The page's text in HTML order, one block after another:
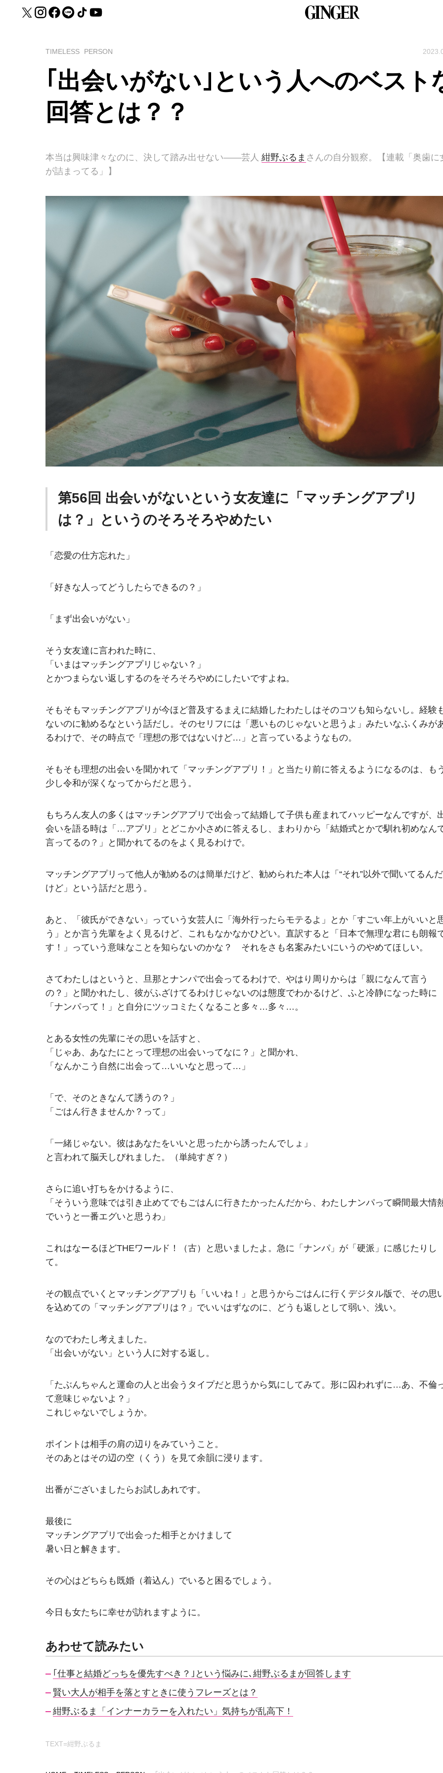
TIMELESS PERSON
｢出会いがない｣という人へのベスト
回答とは？？
本当は興味津々なのに、決して踏み出せない――芸人 紺野ぶるま さんの自分観察。【連載「奥歯に
が詰まってる」】
第56回 出会いがないという女友達に「マッチングアプリ
は？」というのそろそろやめたい
「恋愛の仕方忘れた」
「好きな人ってどうしたらできるの？」
「まず出会いがない」
そう女友達に言われた時に、
「いまはマッチングアプリじゃない？」
とかつまらない返しするのをそろそろやめにしたいですよね。
そもそもマッチングアプリが今ほど普及するまえに結婚したわたしはそのコツも知らないし。経験
ないのに勧めるなという話だし。そのセリフには「悪いものじゃないと思うよ」みたいなふくみが
るわけで、その時点で「理想の形ではないけど…」と言っているようなもの。
そもそも理想の出会いを聞かれて「マッチングアプリ！」と当たり前に答えるようになるのは、も
少し令和が深くなってからだと思う。
もちろん友人の多くはマッチングアプリで出会って結婚して子供も産まれてハッピーなんですが、
会いを語る時は「…アプリ」とどこか小さめに答えるし、まわりから「結婚式とかで馴れ初めなん
言ってるの？」と聞かれてるのをよく見るわけで。
マッチングアプリって他人が勧めるのは簡単だけど、勧められた本人は「“それ”以外で聞いてるんだ
けど」という話だと思う。
あと、「彼氏ができない」っていう女芸人に「海外行ったらモテるよ」とか「すごい年上がいいと
う」とか言う先輩をよく見るけど、これもなかなかひどい。直訳すると「日本で無理な君にも朗報
す！」っていう意味なことを知らないのかな？ それをさも名案みたいにいうのやめてほしい。
さてわたしはというと、旦那とナンパで出会ってるわけで、やはり周りからは「親になんて言う
の？」と聞かれたし、彼がふざけてるわけじゃないのは態度でわかるけど、ふと冷静になった時に
「ナンパって！」と自分にツッコミたくなること多々…多々…。
とある女性の先輩にその思いを話すと、
「じゃあ、あなたにとって理想の出会いってなに？」と聞かれ、
「なんかこう自然に出会って…いいなと思って…」
「で、そのときなんて誘うの？」
「ごはん行きませんか？って」
「一緒じゃない。彼はあなたをいいと思ったから誘ったんでしょ」
と言われて脳天しびれました。（単純すぎ？）
さらに追い打ちをかけるように、
「そういう意味では引き止めてでもごはんに行きたかったんだから、わたしナンパって瞬間最大情
でいうと一番エグいと思うわ」
これはなーるほどTHEワールド！（古）と思いましたよ。急に「ナンパ」が「硬派」に感じたりし
て。
その観点でいくとマッチングアプリも「いいね！」と思うからごはんに行くデジタル版で、その思
を込めての「マッチングアプリは？」でいいはずなのに、どうも返しとして弱い、浅い。
なのでわたし考えました。
「出会いがない」という人に対する返し。
「たぶんちゃんと運命の人と出会うタイプだと思うから気にしてみて。形に囚われずに…あ、不倫
て意味じゃないよ？」
これじゃないでしょうか。
ポイントは相手の肩の辺りをみていうこと。
そのあとはその辺の空（くう）を見て余韻に浸ります。
出番がございましたらお試しあれです。
最後に
マッチングアプリで出会った相手とかけまして
暑い日と解きます。
その心はどちらも既婚（着込ん）でいると困るでしょう。
今日も女たちに幸せが訪れますように。
あわせて読みたい
｢仕事と結婚どっちを優先すべき？｣という悩みに､紺野ぶるまが回答します
賢い大人が相手を落とすときに使うフレーズとは？
紺野ぶるま「インナーカラーを入れたい」気持ちが乱高下！
TEXT=紺野ぶるま